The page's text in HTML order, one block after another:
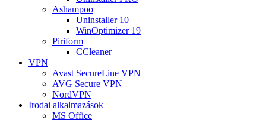
Ashampoo
Uninstaller 10
WinOptimizer 19
Piriform
CCleaner
VPN
Avast SecureLine VPN
AVG Secure VPN
NordVPN
Irodai alkalmazások
MS Office